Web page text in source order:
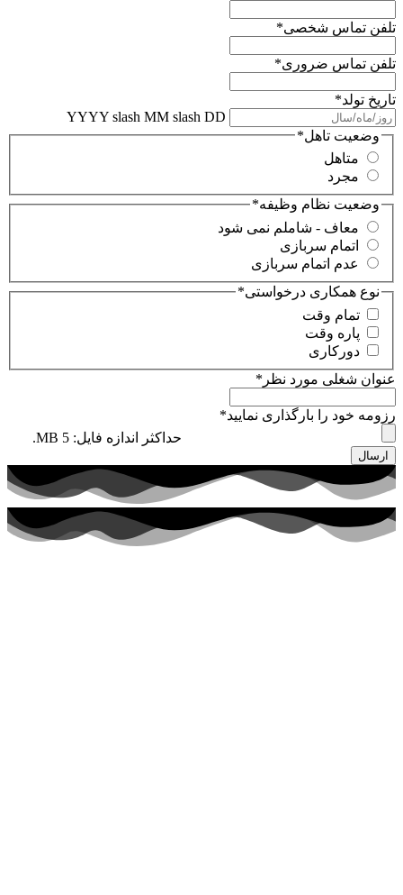
تلفن تماس شخصی*
تلفن تماس ضروری*
تاریخ تولد*
YYYY slash MM slash DD
وضعیت تاهل*
متاهل
مجرد
وضعیت نظام وظیفه*
معاف - شاملم نمی شود
اتمام سربازی
عدم اتمام سربازی
نوع همکاری درخواستی*
تمام وقت
پاره وقت
دورکاری
عنوان شغلی مورد نظر *
رزومه خود را بار‌گذاری نمایید*
حداکثر اندازه فایل: 5 MB.